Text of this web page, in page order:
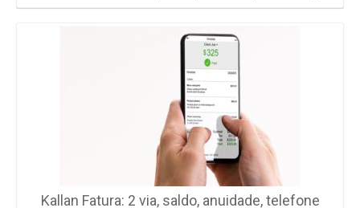
Kallan Fatura: 2 via, saldo, anuidade, telefone